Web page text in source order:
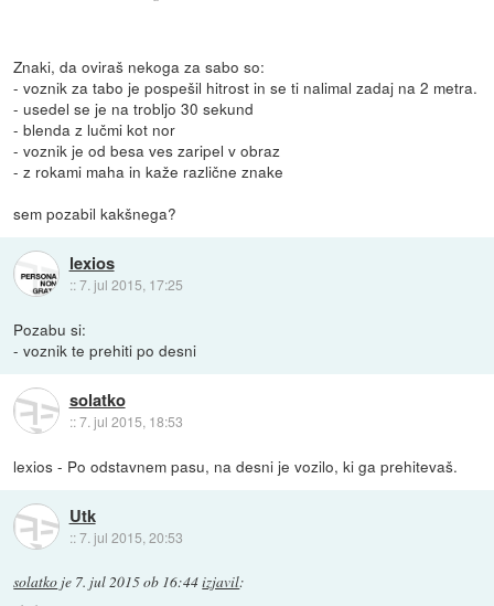
Znaki, da oviraš nekoga za sabo so:
- voznik za tabo je pospešil hitrost in se ti nalimal zadaj na 2 metra.
- usedel se je na trobljo 30 sekund
- blenda z lučmi kot nor
- voznik je od besa ves zaripel v obraz
- z rokami maha in kaže različne znake
sem pozabil kakšnega?
lexios
::7. jul 2015, 17:25
Pozabu si:
- voznik te prehiti po desni
solatko
::7. jul 2015, 18:53
lexios - Po odstavnem pasu, na desni je vozilo, ki ga prehitevaš.
Utk
::7. jul 2015, 20:53
solatko je 7. jul 2015 ob 16:44izjavil: